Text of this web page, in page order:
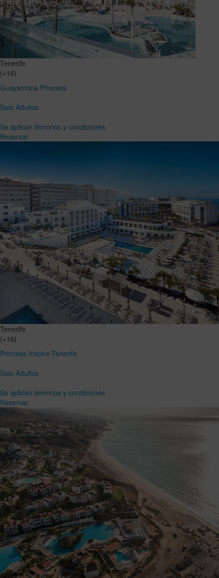
Tenerife
(+16)
Guayarmina Princess
Solo Adultos
Se aplican términos y condiciones
Reservar
Tenerife
(+16)
Princess Inspire Tenerife
Solo Adultos
Se aplican términos y condiciones
Reservar